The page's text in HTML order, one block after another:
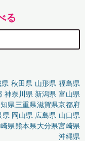
る
秋田県 山形県 福島県
神奈川県 新潟県 富山県
県三重県滋賀県京都府
県 岡山県 広島県 山口県
県熊本県大分県宮崎県
沖縄県